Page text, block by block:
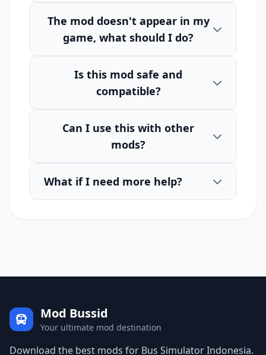
The mod doesn't appear in my
game, what should I do?
Is this mod safe and
compatible?
Can I use this with other
mods?
What if I need more help?
Mod Bussid
Your ultimate mod destination
Download the best mods for Bus Simulator Indonesia.